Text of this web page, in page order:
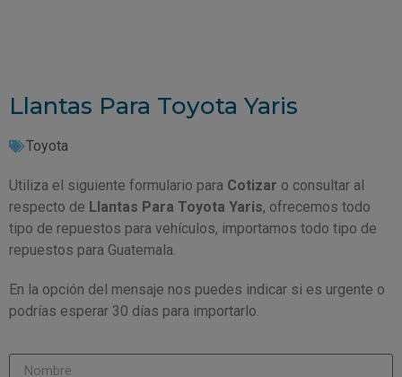
Llantas Para Toyota Yaris
Toyota
Utiliza el siguiente formulario para Cotizar o consultar al
respecto de Llantas Para Toyota Yaris, ofrecemos todo
tipo de repuestos para vehículos, importamos todo tipo de
repuestos para Guatemala.
En la opción del mensaje nos puedes indicar si es urgente o
podrías esperar 30 días para importarlo.